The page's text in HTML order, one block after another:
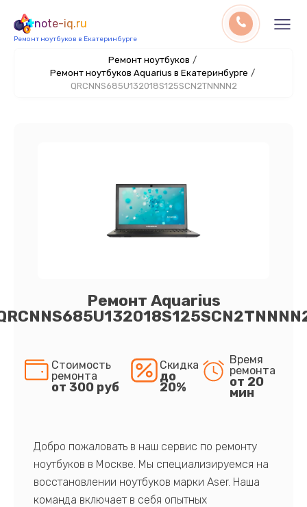
note-iq.ru
Ремонт ноутбуков в Екатеринбурге
Ремонт ноутбуков /
Ремонт ноутбуков Aquarius в Екатеринбурге /
QRCNNS685U132018S125SCN2TNNNN2
Ремонт Aquarius
Стоимость
ремонта
от 300 руб
Скидка
до
20%
Время
ремонта
от 20
мин
Добро пожаловать в наш сервис по ремонту
ноутбуков в Москве. Мы специализируемся на
восстановлении ноутбуков марки Aser. Наша
команда включает в себя опытных